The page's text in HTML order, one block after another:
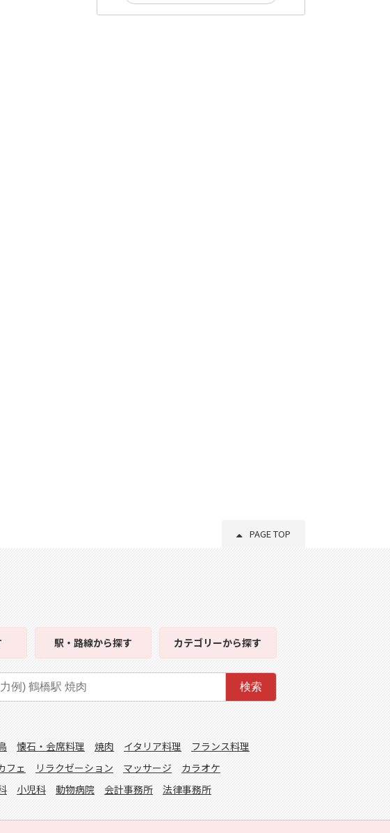
PAGE TOP
駅・路線から探す カテゴリーから探す
検索
懐石・会席料理 焼肉 イタリア料理
フランス料理
フェ リラクゼーション マッサージ
カラオケ
小児科 動物病院 会計事務所 法律事務所